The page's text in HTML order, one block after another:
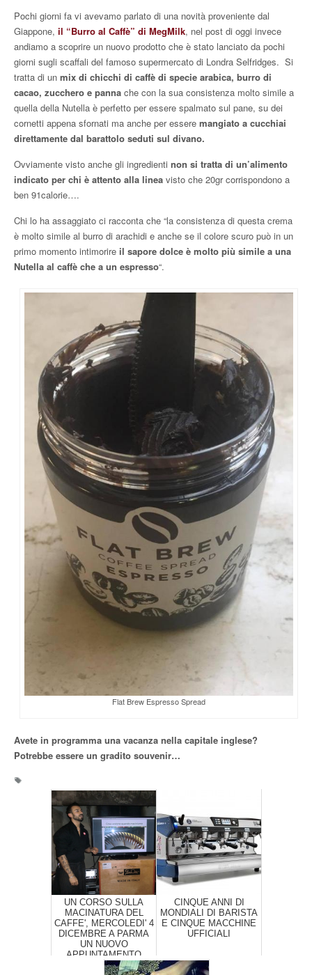
Pochi giorni fa vi avevamo parlato di una novità proveniente dal
Giappone, il “Burro al Caffè” di MegMilk, nel post di oggi invece
andiamo a scoprire un nuovo prodotto che è stato lanciato da pochi
giorni sugli scaffali del famoso supermercato di Londra Selfridges. Si
tratta di un mix di chicchi di caffè di specie arabica, burro di
cacao, zucchero e panna che con la sua consistenza molto simile a
quella della Nutella è perfetto per essere spalmato sul pane, su dei
cornetti appena sfornati ma anche per essere mangiato a cucchiai
direttamente dal barattolo seduti sul divano.
Ovviamente visto anche gli ingredienti non si tratta di un’alimento
indicato per chi è attento alla linea visto che 20gr corrispondono a
ben 91calorie….
Chi lo ha assaggiato ci racconta che “la consistenza di questa crema
è molto simile al burro di arachidi e anche se il colore scuro può in un
primo momento intimorire il sapore dolce è molto più simile a una
Nutella al caffè che a un espresso“.
Flat Brew Espresso Spread
Avete in programma una vacanza nella capitale inglese?
Potrebbe essere un gradito souvenir…
UN CORSO SULLA
MACINATURA DEL
CAFFE', MERCOLEDI' 4
DICEMBRE A PARMA
UN NUOVO
APPUNTAMENTO
CINQUE ANNI DI
MONDIALI DI BARISTA
E CINQUE MACCHINE
UFFICIALI